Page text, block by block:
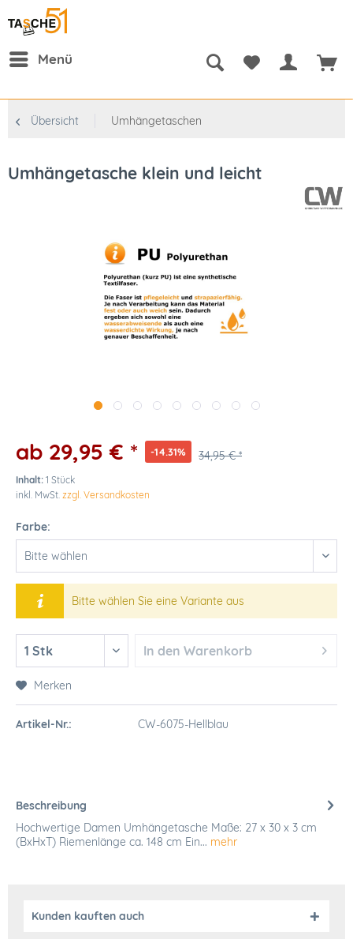
Menü
Übersicht Umhängetaschen
Umhängetasche klein und leicht
ab 29,95 € * -14.31% 34,95 € *
Inhalt: 1 Stück
inkl. MwSt. zzgl. Versandkosten
Farbe:
Bitte wählen Sie eine Variante aus
In den Warenkorb
Merken
Artikel-Nr.: CW-6075-Hellblau
Beschreibung
Hochwertige Damen Umhängetasche Maße: 27 x 30 x 3 cm
(BxHxT) Riemenlänge ca. 148 cm Ein... mehr
Kunden kauften auch